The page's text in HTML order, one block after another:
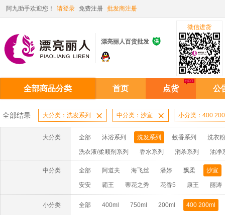
阿九助手欢迎您！ 请登录 免费注册 批发商注册
漂亮丽人百货批发 
微信进货
全部商品分类 首页 点货 公
全部结果 大分类：洗发系列  中分类：沙宣  小分类：400
大分类 全部 沐浴系列 洗发系列 蚊香系列 洗衣
洗衣液/柔顺剂系列 香水系列 消杀系列 油净
啫喱膏/水系列 厨房油污系列 玻璃/地板/清洁系
牙膏系列 牙刷系列 固发定型系列 染发系列
洗洁精系列 保健品系列 雨伞系列家用帆布洗洁
中分类 全部 阿道夫 海飞丝 潘婷 飘柔 沙宣
安安 霸王 蒂花之秀 花香5 康王 丽涛
小分类 全部 400ml 750ml 200ml 400 200ml